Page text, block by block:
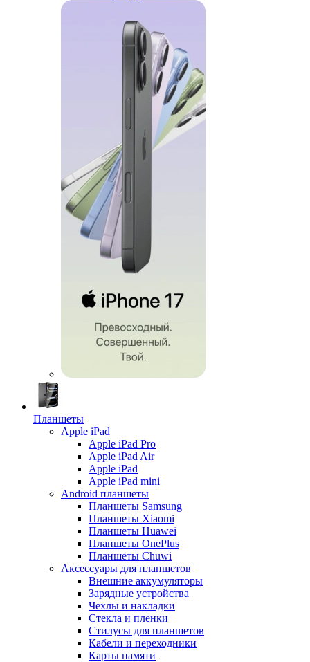
Планшеты
Apple iPad
Apple iPad Pro
Apple iPad Air
Apple iPad
Apple iPad mini
Android планшеты
Планшеты Samsung
Планшеты Xiaomi
Планшеты Huawei
Планшеты OnePlus
Планшеты Chuwi
Аксессуары для планшетов
Внешние аккумуляторы
Зарядные устройства
Чехлы и накладки
Стекла и пленки
Стилусы для планшетов
Кабели и переходники
Карты памяти